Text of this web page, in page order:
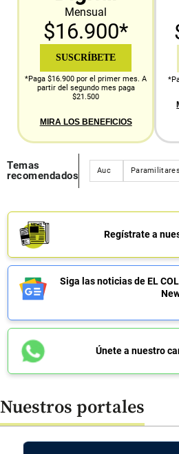
Mensual
$16.900*
SUSCRÍBETE
*Paga $16.900 por el primer mes. A
partir del segundo mes paga
$21.500
MIRA LOS BENEFICIOS
Temas
recomendados
Auc Paramilitares
Regístrate a
Siga las noticias de EL
Únete a nuestro
Nuestros portales